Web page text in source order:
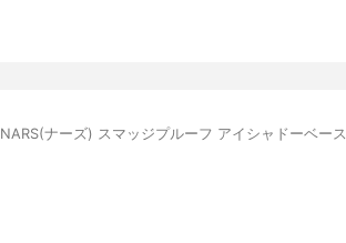
NARS(ナーズ) スマッジプルーフ アイシャドーベース